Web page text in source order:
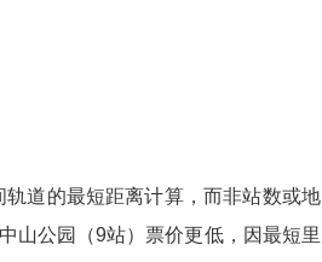
道的最短距离计算，而非站数或地
山公园（9站）票价更低，因最短里